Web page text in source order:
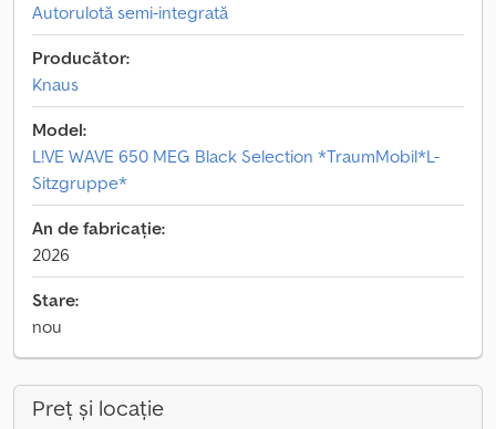
Autorulotă semi-integrată
Producător:
Knaus
Model:
L!VE WAVE 650 MEG Black Selection *TraumMobil*L-
Sitzgruppe*
An de fabricație:
2026
Stare:
nou
Preț și locație